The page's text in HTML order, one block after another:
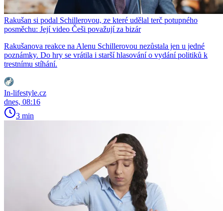
Rakušan si podal Schillerovou, ze které udělal terč potupného
posměchu: Její video Češi považují za bizár
Rakušanova reakce na Alenu Schillerovou nezůstala jen u jedné
poznámky. Do hry se vrátila i starší hlasování o vydání politiků k
trestnímu stíhání.
In-lifestyle.cz
dnes, 08:16
3 min